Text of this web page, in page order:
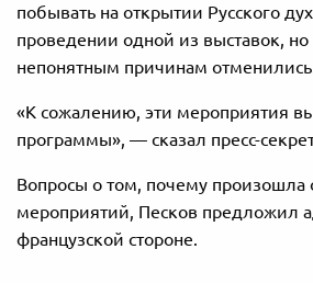
побывать на открытии Русского
проведении одной из выставок,
непонятным причинам
«К сожалению, эти мероприятия
программы», — сказал пресс-
Вопросы о том, почему произошла
мероприятий, Песков предложил
французской стороне.